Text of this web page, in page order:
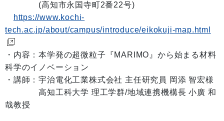
(高知市永国寺町2番22号)
https://www.kochi-
tech.ac.jp/about/campus/introduce/eikokuji-map.html
・内容：本学発の超微粒子『MARIMO』から始まる材料
科学のイノベーション
・講師：宇治電化工業株式会社 主任研究員 岡添 智宏様
高知工科大学 理工学群/地域連携機構長 小廣 和
哉教授